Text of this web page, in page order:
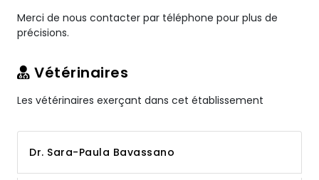
Merci de nous contacter par téléphone pour plus de
précisions.
Vétérinaires
Les vétérinaires exerçant dans cet établissement
Dr. Sara-Paula Bavassano